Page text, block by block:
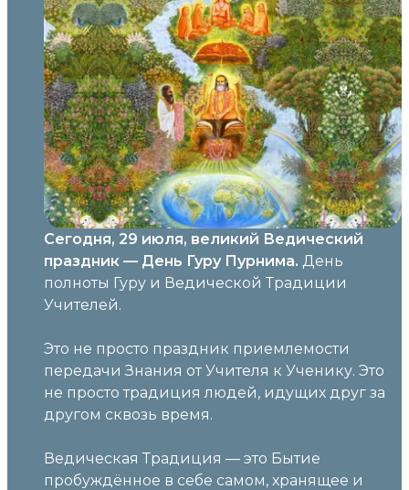
Сегодня, 29 июля, великий Ведический
праздник — День Гуру Пурнима. День
полноты Гуру и Ведической Традиции
Учителей.
Это не просто праздник приемлемости
передачи Знания от Учителя к Ученику. Это
не просто традиция людей, идущих друг за
другом сквозь время.
Ведическая Традиция — это Бытие
пробуждённое в себе самом, хранящее и